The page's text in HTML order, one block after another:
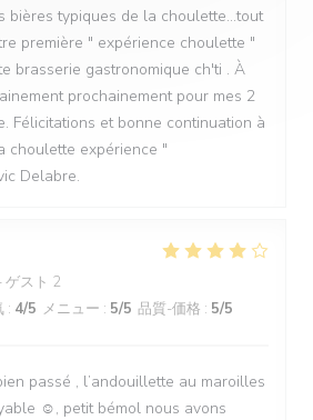
bières typiques de la choulette...tout
première " expérience choulette "
brasserie gastronomique ch'ti . À
prochainement pour mes 2
Félicitations et bonne continuation à
choulette expérience "
Delabre.
ゲスト 2
: 4/5 メニュー : 5/5 品質-価格 : 5/5
passé , l’andouillette au maroilles
☺️, petit bémol nous avons